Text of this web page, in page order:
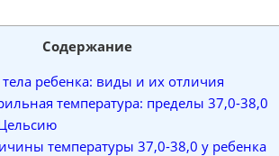
Содержание
тела ребенка: виды и их отличия
температура: пределы 37,0-38,0
температуры 37,0-38,0 у ребенка